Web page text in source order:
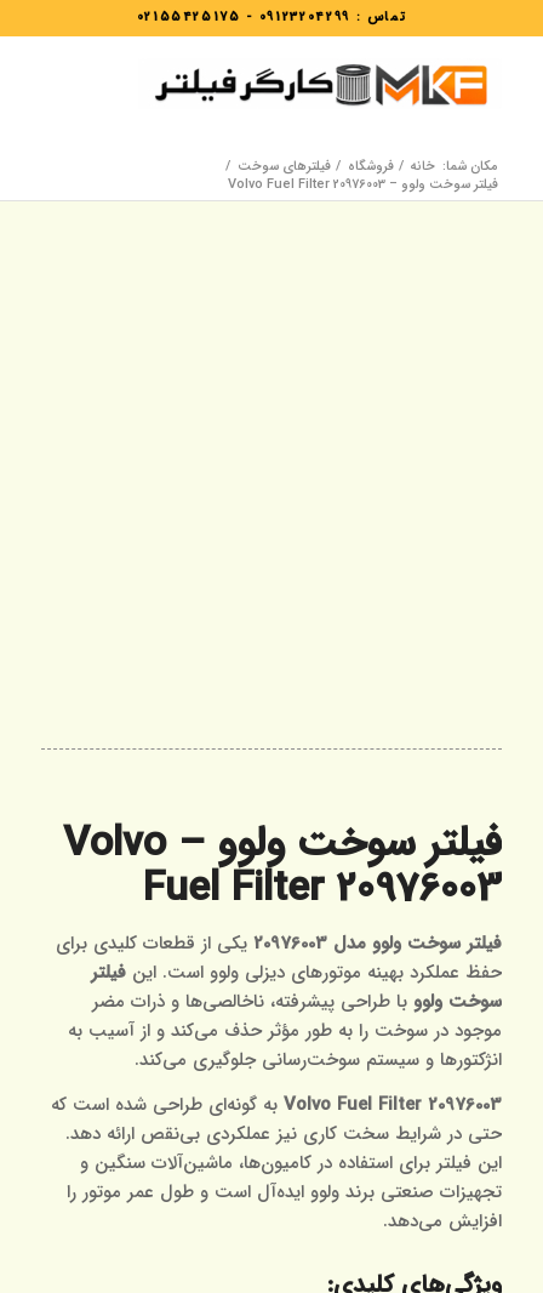
تماس : 09123204299
-
02155425175
مکان شما: خانه / فروشگاه / فیلترهای سوخت /
فیلتر سوخت ولوو – Volvo Fuel Filter 20976003
فیلتر سوخت ولوو – Volvo
Fuel Filter 20976003
فیلتر سوخت ولوو مدل 20976003
یکی از قطعات کلیدی برای
حفظ عملکرد بهینه موتورهای دیزلی ولوو است. این فیلتر
سوخت ولوو با طراحی پیشرفته، ناخالصی‌ها و ذرات مضر
موجود در سوخت را به طور مؤثر حذف می‌کند و از آسیب به
انژکتورها و سیستم سوخت‌رسانی جلوگیری می‌کند.
Volvo Fuel Filter 20976003به گونه‌ای طراحی شده است که
حتی در شرایط سخت کاری نیز عملکردی بی‌نقص ارائه دهد.
این فیلتر برای استفاده در کامیون‌ها، ماشین‌آلات سنگین و
تجهیزات صنعتی برند ولوو ایده‌آل است و طول عمر موتور را
افزایش می‌دهد.
ویژگی‌های کلیدی: